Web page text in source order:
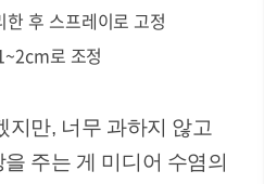
후 스프레이로 고정
로 조정
지만, 너무 과하지 않고
주는 게 미디어 수염의